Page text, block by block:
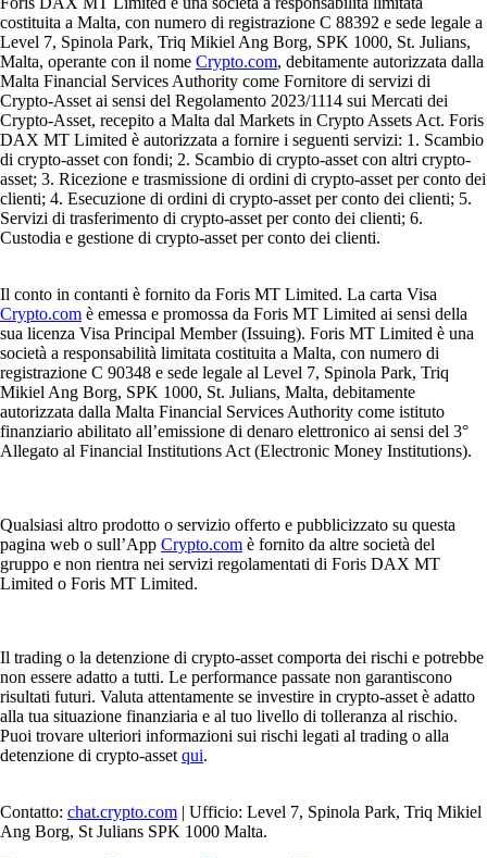
costituita a Malta, con numero di registrazione C 88392 e sede legale a
Level 7, Spinola Park, Triq Mikiel Ang Borg, SPK 1000, St. Julians,
Malta, operante con il nome Crypto.com, debitamente autorizzata dalla
Malta Financial Services Authority come Fornitore di servizi di
Crypto-Asset ai sensi del Regolamento 2023/1114 sui Mercati dei
Crypto-Asset, recepito a Malta dal Markets in Crypto Assets Act. Foris
DAX MT Limited è autorizzata a fornire i seguenti servizi: 1. Scambio
di crypto-asset con fondi; 2. Scambio di crypto-asset con altri crypto-
asset; 3. Ricezione e trasmissione di ordini di crypto-asset per conto dei
clienti; 4. Esecuzione di ordini di crypto-asset per conto dei clienti; 5.
Servizi di trasferimento di crypto-asset per conto dei clienti; 6.
Custodia e gestione di crypto-asset per conto dei clienti.
Il conto in contanti è fornito da Foris MT Limited. La carta Visa
Crypto.com è emessa e promossa da Foris MT Limited ai sensi della
sua licenza Visa Principal Member (Issuing). Foris MT Limited è una
società a responsabilità limitata costituita a Malta, con numero di
registrazione C 90348 e sede legale al Level 7, Spinola Park, Triq
Mikiel Ang Borg, SPK 1000, St. Julians, Malta, debitamente
autorizzata dalla Malta Financial Services Authority come istituto
finanziario abilitato all’emissione di denaro elettronico ai sensi del 3°
Allegato al Financial Institutions Act (Electronic Money Institutions).
Qualsiasi altro prodotto o servizio offerto e pubblicizzato su questa
pagina web o sull’App Crypto.com è fornito da altre società del
gruppo e non rientra nei servizi regolamentati di Foris DAX MT
Limited o Foris MT Limited.
Il trading o la detenzione di crypto-asset comporta dei rischi e potrebbe
non essere adatto a tutti. Le performance passate non garantiscono
risultati futuri. Valuta attentamente se investire in crypto-asset è adatto
alla tua situazione finanziaria e al tuo livello di tolleranza al rischio.
Puoi trovare ulteriori informazioni sui rischi legati al trading o alla
detenzione di crypto-asset qui.
Contatto: chat.crypto.com | Ufficio: Level 7, Spinola Park, Triq Mikiel
Ang Borg, St Julians SPK 1000 Malta.